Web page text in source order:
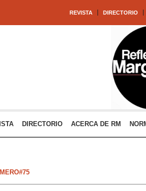
REVISTA DIRECTORIO
DIRECTORIO ACERCA DE RM